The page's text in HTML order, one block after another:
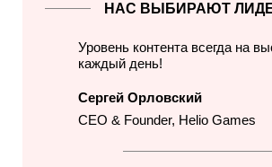
НАС ВЫБИРАЮТ
Уровень контента всегда на
каждый день!
Сергей Орловский
CEO & Founder, Helio Games